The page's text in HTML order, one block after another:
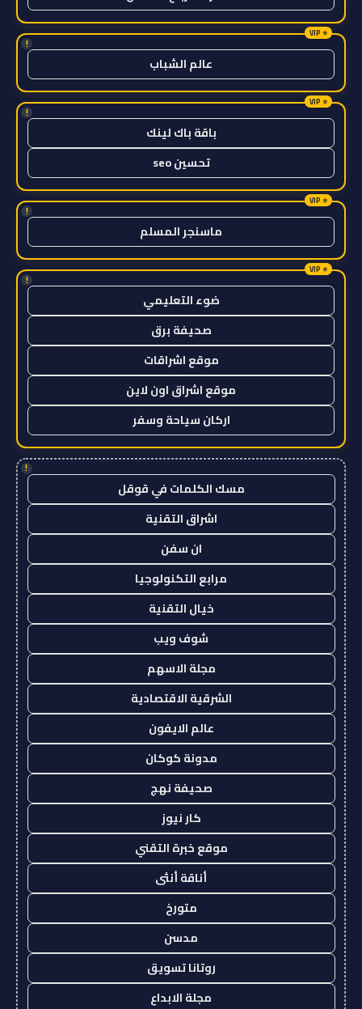
!
عالم الشباب
!
باقة باك لينك
تحسين seo
!
ماسنجر المسلم
!
ضوء التعليمي
صحيفة برق
موقع اشراقات
موقع اشراق اون لاين
اركان سياحة وسفر
!
مسك الكلمات في قوقل
اشراق التقنية
ان سفن
مرابع التكنولوجيا
خيال التقنية
شوف ويب
مجلة الاسهم
الشرقية الاقتصادية
عالم الايفون
مدونة كوكان
صحيفة نهج
كار نيوز
موقع خبرة التقني
أناقة أنثى
متورخ
مدسن
روتانا تسويق
مجلة الابداع